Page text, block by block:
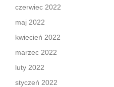
czerwiec 2022
maj 2022
kwiecień 2022
marzec 2022
luty 2022
styczeń 2022